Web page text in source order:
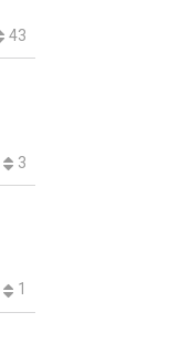
43
3
1